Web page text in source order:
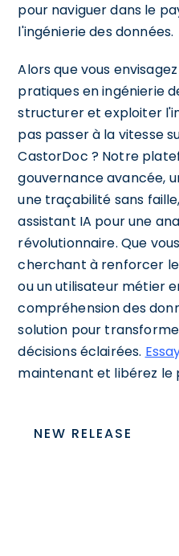
pour naviguer dans le
l'ingénierie des données.
Alors que vous
pratiques en ingénierie
structurer et exploiter
pas passer à la vitesse
CastorDoc ? Notre
gouvernance avancée,
une traçabilité sans
assistant IA pour une
révolutionnaire. Que
cherchant à renforcer
ou un utilisateur métier
compréhension des
solution pour
décisions éclairées.
maintenant et libérez le
NEW RELEASE